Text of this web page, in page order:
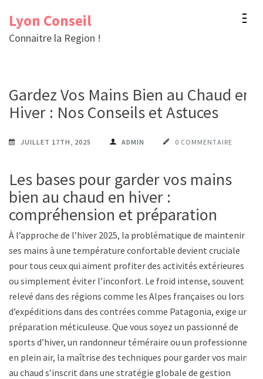
contenu
Lyon Conseil
Connaitre la Region !
Gardez Vos Mains Bien au Chaud en
Hiver : Nos Conseils et Astuces
JUILLET 17TH, 2025 ADMIN 0 COMMENTAIRE
Les bases pour garder vos mains
bien au chaud en hiver :
compréhension et préparation
À l’approche de l’hiver 2025, la problématique de maintenir
ses mains à une température confortable devient cruciale
pour tous ceux qui aiment profiter des activités extérieures
ou simplement éviter l’inconfort. Le froid intense, souvent
relevé dans des régions comme les Alpes françaises ou lors
d’expéditions dans des contrées comme Patagonia, exige une
préparation méticuleuse. Que vous soyez un passionné de
sports d’hiver, un randonneur téméraire ou un professionnel
en plein air, la maîtrise des techniques pour garder vos mains
au chaud s’inscrit dans une stratégie globale de gestion